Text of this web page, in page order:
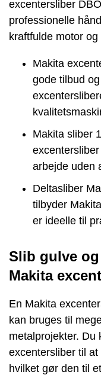
excentersliber
professionelle
kraftfulde motor
Makita
gode tilbud
Makita sliber
arbejde uden
Deltasliber
tilbyder
er ideelle til
Slib gulve
Makita
En Makita
kan bruges til
metalprojekter. Du
excentersliber til
hvilket gør den til